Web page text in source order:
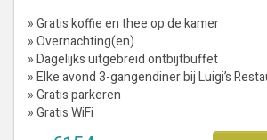
» Gratis koffie en thee op de kamer
» Overnachting(en)
» Dagelijks uitgebreid ontbijtbuffet
» Elke avond 3-gangendiner bij Luigi’s
» Gratis parkeren
» Gratis WiFi